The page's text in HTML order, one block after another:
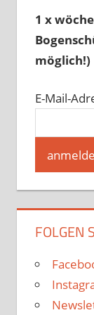
1 x
möglich!)
E-Mail-
FOLGEN